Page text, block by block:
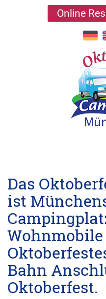
Online
Das
ist
Bahn
Oktoberfest.